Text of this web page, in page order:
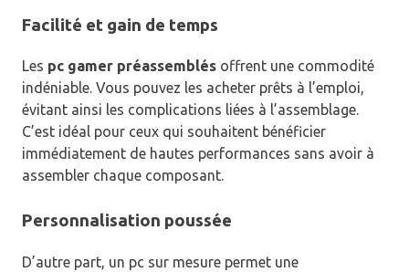
Facilité et gain de temps
Les pc gamer préassemblés offrent une commodité
indéniable. Vous pouvez les acheter prêts à l’emploi,
évitant ainsi les complications liées à l’assemblage.
C’est idéal pour ceux qui souhaitent bénéficier
immédiatement de hautes performances sans avoir à
assembler chaque composant.
Personnalisation poussée
D’autre part, un pc sur mesure permet une